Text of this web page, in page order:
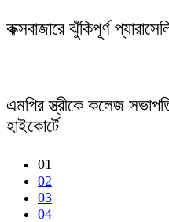
কক্সবাজারে ঝুঁকিপূর্ণ
এমপির স্ত্রীকে কলেজ
হাইকোর্টে
01
02
03
04